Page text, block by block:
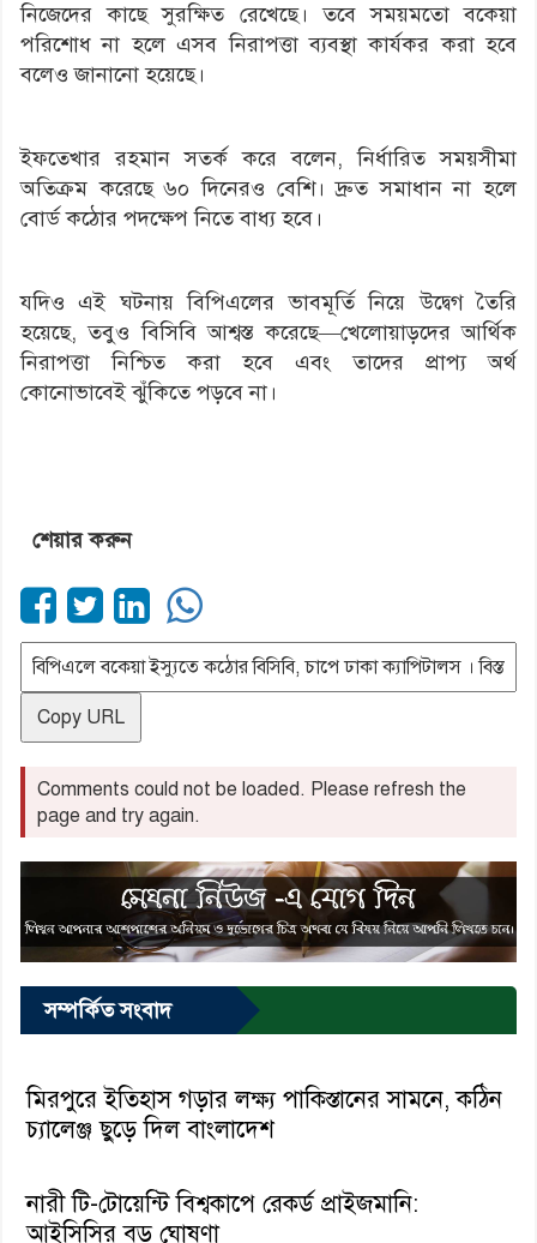
নিজেদের কাছে সুরক্ষিত রেখেছে। তবে সময়মতো বকেয়া
পরিশোধ না হলে এসব নিরাপত্তা ব্যবস্থা কার্যকর করা হবে
বলেও জানানো হয়েছে।
ইফতেখার রহমান সতর্ক করে বলেন, নির্ধারিত সময়সীমা
অতিক্রম করেছে ৬০ দিনেরও বেশি। দ্রুত সমাধান না হলে
বোর্ড কঠোর পদক্ষেপ নিতে বাধ্য হবে।
যদিও এই ঘটনায় বিপিএলের ভাবমূর্তি নিয়ে উদ্বেগ তৈরি
হয়েছে, তবুও বিসিবি আশ্বস্ত করেছে—খেলোয়াড়দের আর্থিক
নিরাপত্তা নিশ্চিত করা হবে এবং তাদের প্রাপ্য অর্থ
কোনোভাবেই ঝুঁকিতে পড়বে না।
শেয়ার করুন
Copy URL
Comments could not be loaded. Please refresh the
page and try again.
সম্পর্কিত সংবাদ
মিরপুরে ইতিহাস গড়ার লক্ষ্য পাকিস্তানের সামনে, কঠিন
চ্যালেঞ্জ ছুড়ে দিল বাংলাদেশ
নারী টি-টোয়েন্টি বিশ্বকাপে রেকর্ড প্রাইজমানি:
আইসিসির বড় ঘোষণা